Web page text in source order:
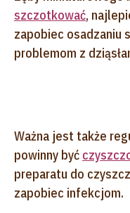
szczotkować,
zapobiec osadzaniu
problemom z
Ważna jest także
powinny być
preparatu do
zapobiec infekcjom.